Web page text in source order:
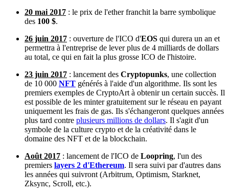
20 mai 2017 : le prix de l'ether franchit la barre symbolique
des 100 $.
26 juin 2017 : ouverture de l'ICO d'EOS qui durera un an et
permettra à l'entreprise de lever plus de 4 milliards de dollars
au total, ce qui en fait la plus grosse ICO de l'histoire.
23 juin 2017 : lancement des Cryptopunks, une collection
de 10 000 NFT générés à l'aide d'un algorithme. Ils sont les
premiers exemples de CryptoArt à obtenir un certain succès. Il
est possible de les minter gratuitement sur le réseau en payant
uniquement les frais de gas. Ils s'échangeront quelques années
plus tard contre plusieurs millions de dollars. Il s'agit d'un
symbole de la culture crypto et de la créativité dans le
domaine des NFT et de la blockchain.
Août 2017 : lancement de l'ICO de Loopring, l'un des
premiers layers 2 d'Ethereum. Il sera suivi par d'autres dans
les années qui suivront (Arbitrum, Optimism, Starknet,
Zksync, Scroll, etc.).